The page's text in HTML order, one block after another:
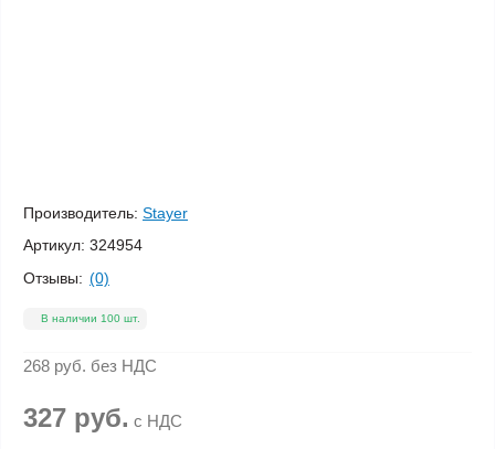
Производитель: Stayer
Артикул: 324954
Отзывы: (0)
В наличии 100 шт.
268 руб. без НДС
327 руб. с НДС